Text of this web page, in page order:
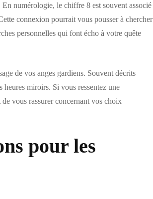
numérologie, le chiffre 8 est souvent associé
connexion pourrait vous pousser à chercher
personnelles qui font écho à votre quête
de vos anges gardiens. Souvent décrits
miroirs. Si vous ressentez une
vous rassurer concernant vos choix
pour les